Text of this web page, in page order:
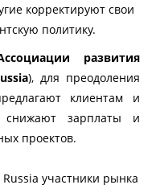
корректируют свои
политику.
развития
), для преодоления
клиентам и
снижают зарплаты и
проектов.
Russia участники рынка